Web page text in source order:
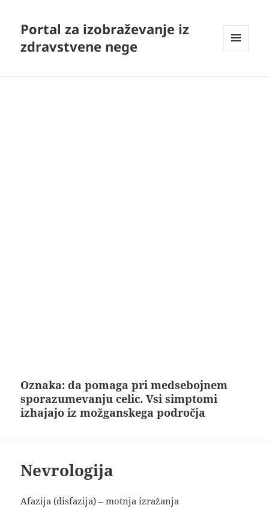
Portal za izobraževanje iz
zdravstvene nege
Oznaka:da pomaga pri medsebojnem
sporazumevanju celic. Vsi simptomi
izhajajo iz možganskega področja
Nevrologija
Afazija (disfazija) – motnja izražanja